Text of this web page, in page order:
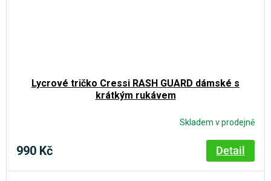
Lycrové tričko Cressi RASH GUARD dámské s
krátkým rukávem
Skladem v prodejně
990 Kč Detail